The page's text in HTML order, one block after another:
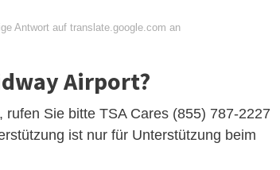
Antwort auf translate.google.com an
Airport?
Sie bitte TSA Cares (855) 787-2227
ist nur für Unterstützung beim